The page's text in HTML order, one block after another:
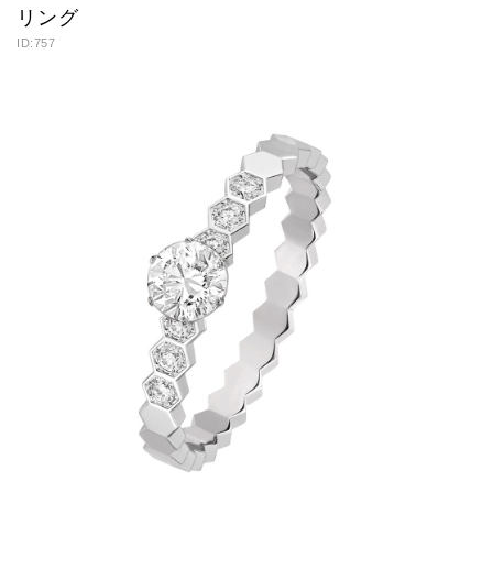
リング
ID:757